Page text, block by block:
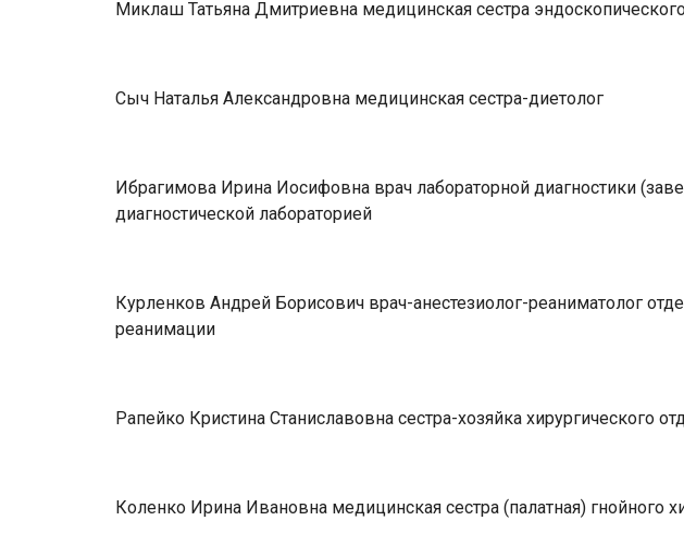
Миклаш Татьяна Дмитриевна медицинская сестра
Сыч Наталья Александровна медицинская сестра-диетолог
Ибрагимова Ирина Иосифовна врач лабораторной диагностики
диагностической лабораторией
Курленков Андрей Борисович врач-анестезиолог-реаниматолог
реанимации
Рапейко Кристина Станиславовна сестра-хозяйка хирургического
Коленко Ирина Ивановна медицинская сестра (палатная) гнойного